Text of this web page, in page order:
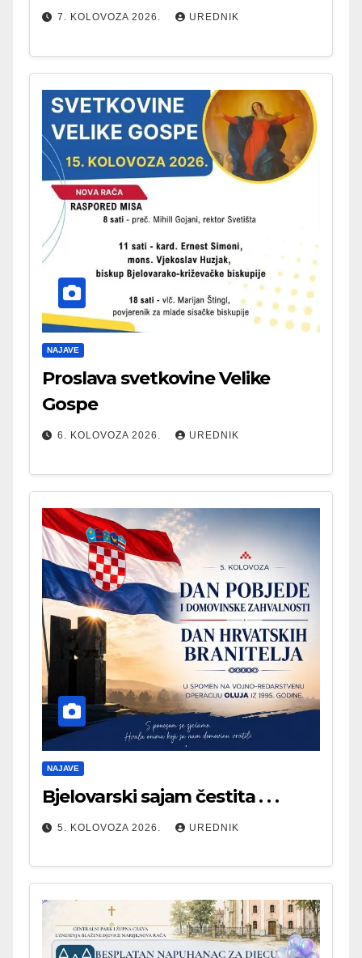
7. KOLOVOZA 2026. UREDNIK
NAJAVE
Proslava svetkovine Velike
Gospe
6. KOLOVOZA 2026. UREDNIK
NAJAVE
Bjelovarski sajam čestita . . .
5. KOLOVOZA 2026. UREDNIK